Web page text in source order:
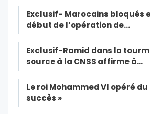
Exclusif- Marocains bloqués
début de l’opération de…
Exclusif-Ramid dans la
source à la CNSS affirme à…
Le roi Mohammed VI opéré
succès »